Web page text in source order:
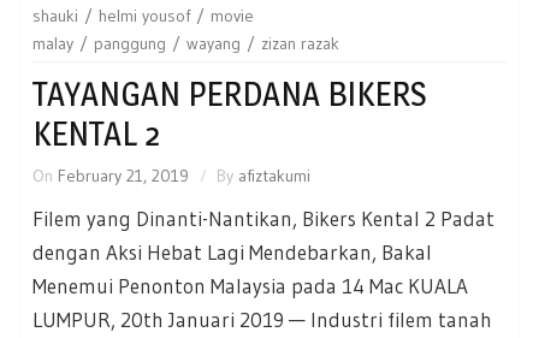
shauki
helmi yousof
movie
malay
panggung wayang zizan razak
TAYANGAN PERDANA BIKERS
KENTAL 2
On February 21, 2019 By afiztakumi
Filem yang Dinanti-Nantikan, Bikers Kental 2 Padat
dengan Aksi Hebat Lagi Mendebarkan, Bakal
Menemui Penonton Malaysia pada 14 Mac KUALA
LUMPUR, 20th Januari 2019 — Industri filem tanah